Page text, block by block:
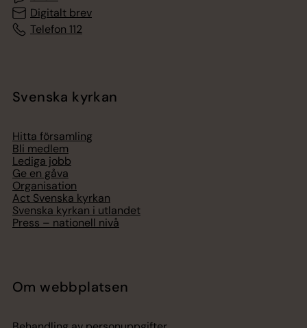
Digitalt brev
Telefon 112
Svenska kyrkan
Hitta församling
Bli medlem
Lediga jobb
Ge en gåva
Organisation
Act Svenska kyrkan
Svenska kyrkan i utlandet
Press – nationell nivå
Om webbplatsen